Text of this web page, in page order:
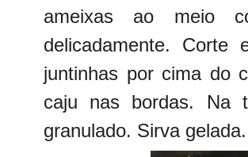
ameixas ao meio
delicadamente.
juntinhas por cima do
caju nas bordas. Na
granulado. Sirva gelada.